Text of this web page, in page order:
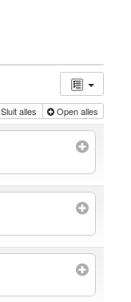
Sluit alles Open alles